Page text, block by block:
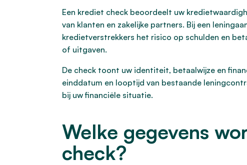
Een krediet check beoordeelt uw
van klanten en zakelijke partners. Bij een
kredietverstrekkers het risico op schulden en
of uitgaven.
De check toont uw identiteit, betaalwijze en
einddatum en looptijd van bestaande
bij uw financiële situatie.
Welke gegevens
check?